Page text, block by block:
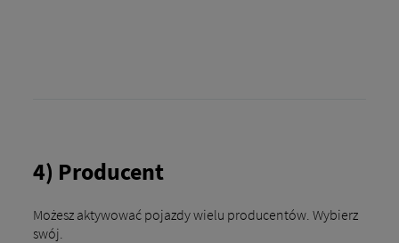
4) Producent
Możesz aktywować pojazdy wielu producentów. Wybierz
swój.